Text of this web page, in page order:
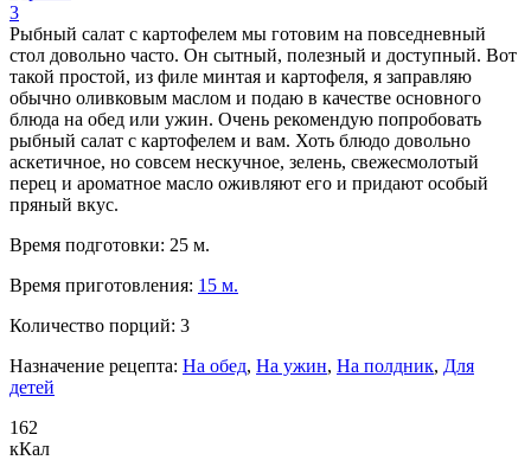
3
Рыбный салат с картофелем мы готовим на повседневный
стол довольно часто. Он сытный, полезный и доступный. Вот
такой простой, из филе минтая и картофеля, я заправляю
обычно оливковым маслом и подаю в качестве основного
блюда на обед или ужин. Очень рекомендую попробовать
рыбный салат с картофелем и вам. Хоть блюдо довольно
аскетичное, но совсем нескучное, зелень, свежесмолотый
перец и ароматное масло оживляют его и придают особый
пряный вкус.
Время подготовки: 25 м.
Время приготовления: 15 м.
Количество порций: 3
Назначение рецепта: На обед, На ужин, На полдник, Для
детей
162
кКал